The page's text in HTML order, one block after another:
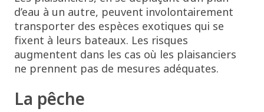
d’eau à un autre, peuvent involontairement
transporter des espèces exotiques qui se
fixent à leurs bateaux. Les risques
augmentent dans les cas où les plaisanciers
ne prennent pas de mesures adéquates.
La pêche